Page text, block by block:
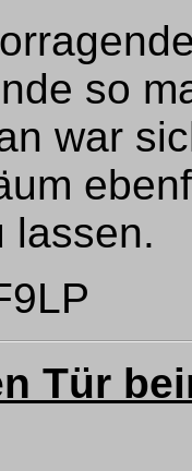
so
war
lassen.
Tür